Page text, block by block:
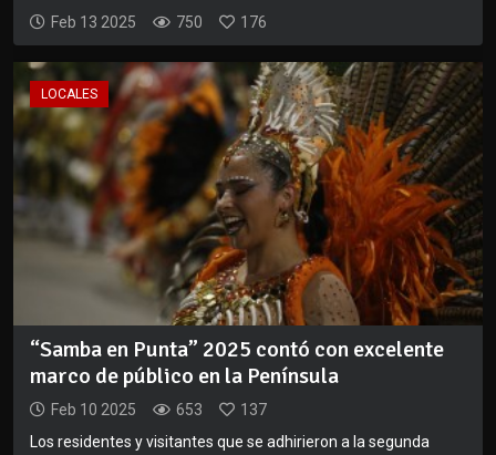
Feb 13 2025 750 176
LOCALES
“Samba en Punta” 2025 contó con excelente
marco de público en la Península
Feb 10 2025 653
137
Los residentes y visitantes que se adhirieron a la segunda